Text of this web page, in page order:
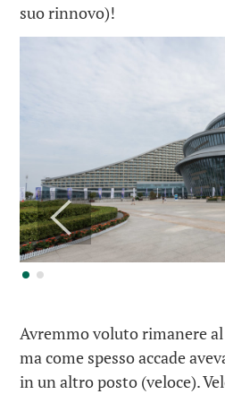
suo rinnovo)!
Avremmo voluto rimanere
ma come spesso accade
in un altro posto (veloce).